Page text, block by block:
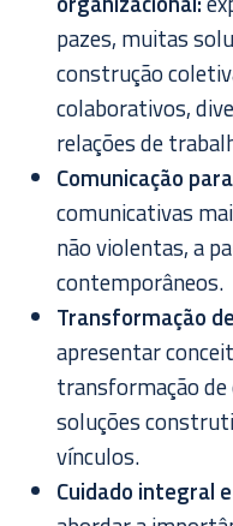
pazes, muitas
construção
colaborativos,
relações de
Comunicação
comunicativas
não violentas, a
contemporâneos.
Transformação
apresentar
transformação
soluções
vínculos.
Cuidado integral